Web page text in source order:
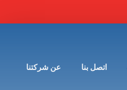
اتصل بنا عن شركتنا